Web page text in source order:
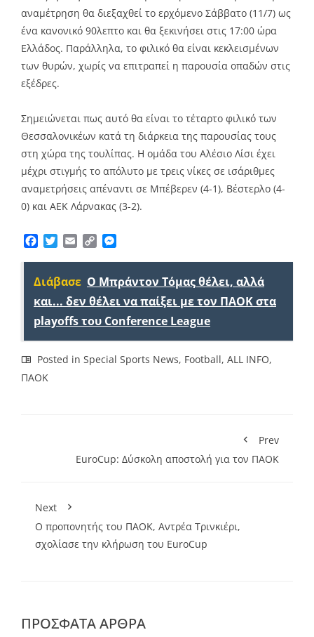
αναμέτρηση θα διεξαχθεί το ερχόμενο Σάββατο (11/7) ως
ένα κανονικό 90λεπτο και θα ξεκινήσει στις 17:00 ώρα
Ελλάδος. Παράλληλα, το φιλικό θα είναι κεκλεισμένων
των θυρών, χωρίς να επιτραπεί η παρουσία οπαδών στις
εξέδρες.
Σημειώνεται πως αυτό θα είναι το τέταρτο φιλικό των
Θεσσαλονικέων κατά τη διάρκεια της παρουσίας τους
στη χώρα της τουλίπας. Η ομάδα του Αλέσιο Λίσι έχει
μέχρι στιγμής το απόλυτο με τρεις νίκες σε ισάριθμες
αναμετρήσεις απέναντι σε Μπέβερεν (4-1), Βέστερλο (4-
0) και ΑΕΚ Λάρνακας (3-2).
Facebook
TwitterEmailCopy
Διάβασε Ο Μπράντον Τόμας θέλει, αλλά
και... δεν θέλει να παίξει με τον ΠΑΟΚ στα
playoffs του Conference League
Posted in Special Sports News, Football, ALL INFO,
ΠΑΟΚ
Prev
EuroCup: Δύσκολη αποστολή για τον ΠΑΟΚ
Next
Ο προπονητής του ΠΑΟΚ, Αντρέα Τρινκιέρι,
σχολίασε την κλήρωση του EuroCup
ΠΡΌΣΦΑΤΑ ΆΡΘΡΑ